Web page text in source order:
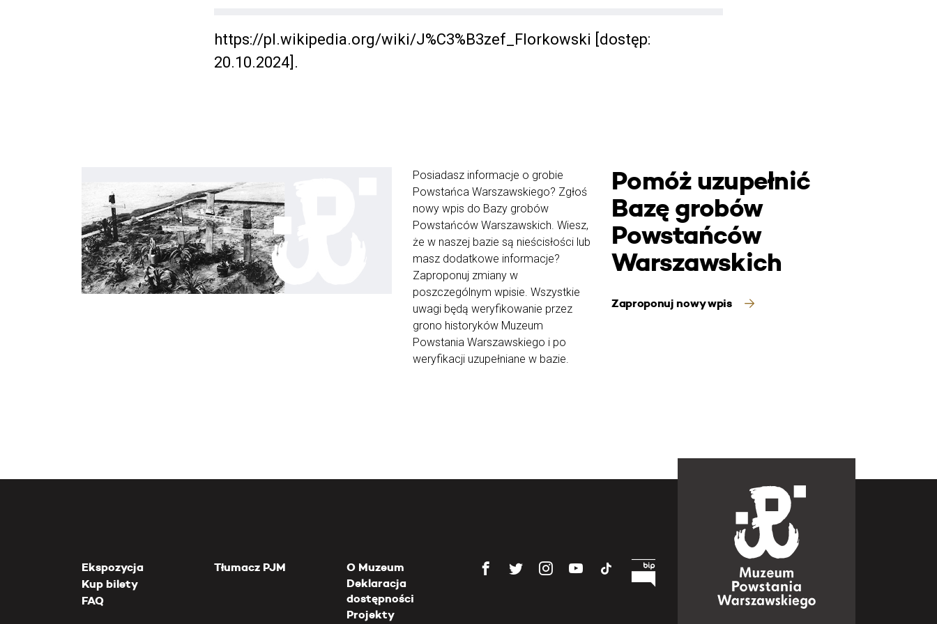
https://pl.wikipedia.org/wiki/J%C3%B3zef_Florkowski [dostęp:
20.10.2024].
Posiadasz informacje o grobie
Powstańca Warszawskiego? Zgłoś
nowy wpis do Bazy grobów
Powstańców Warszawskich. Wiesz,
że w naszej bazie są nieścisłości lub
masz dodatkowe informacje?
Zaproponuj zmiany w
poszczególnym wpisie. Wszystkie
uwagi będą weryfikowanie przez
grono historyków Muzeum
Powstania Warszawskiego i po
weryfikacji uzupełniane w bazie.
Pomóż uzupełnić
Bazę grobów
Powstańców
Warszawskich
Zaproponuj nowy wpis
Ekspozycja
Kup bilety
FAQ
Tłumacz PJM
O Muzeum
Deklaracja
dostępności
Projekty